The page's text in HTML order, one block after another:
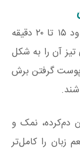
بعد از جدا کردن پوست، اجازه دهید زبان حدود ۱۵ تا ۲۰ دقیقه
آن را به شکل
پوست گرفتن برش
دم‌کرده، نمک و
زبان را کامل‌تر